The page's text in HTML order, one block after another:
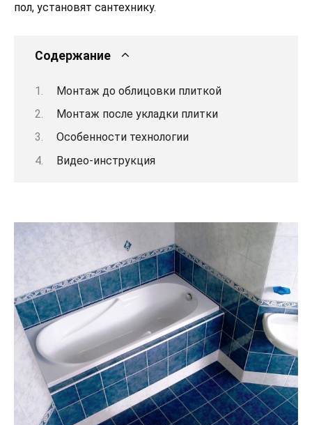
пол, установят сантехнику.
Содержание
Монтаж до облицовки плиткой
Монтаж после укладки плитки
Особенности технологии
Видео-инструкция